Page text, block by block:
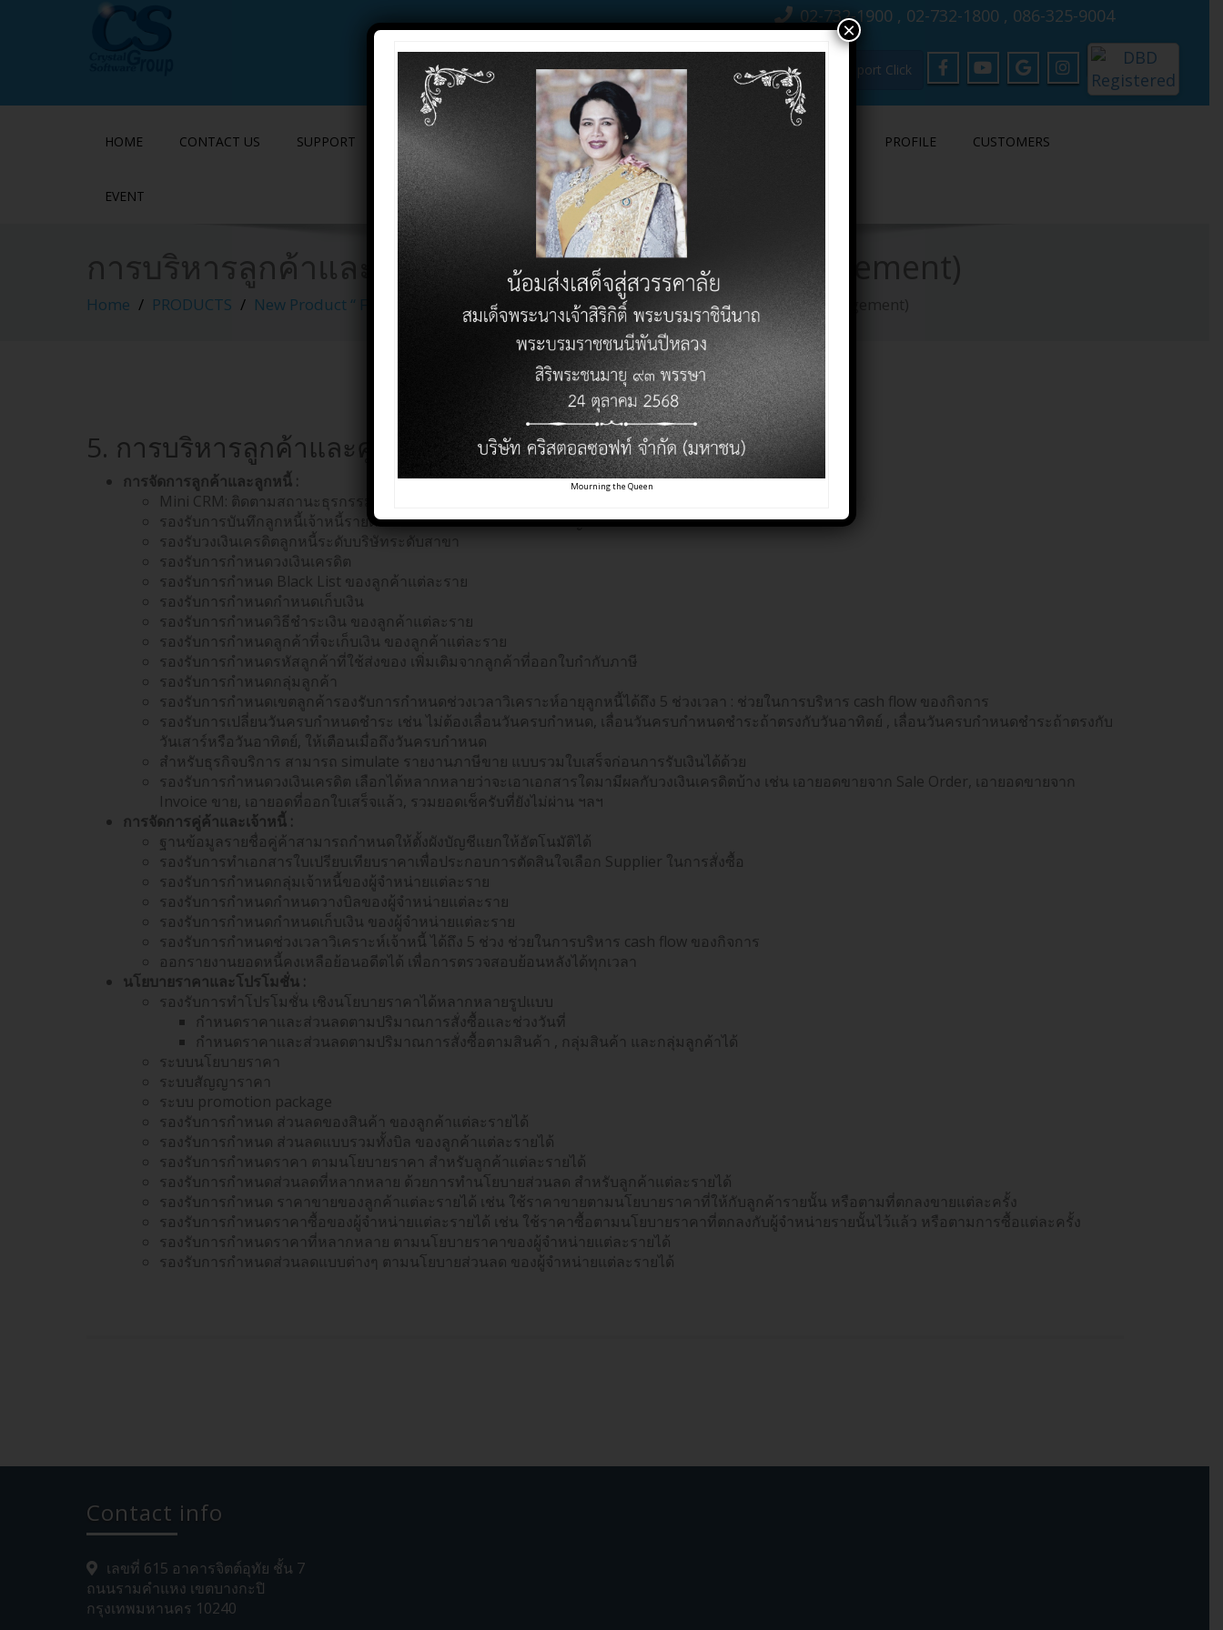
02-732-1900 , 02-732-1800 , 086-325-9004
Contact Click Support Click
HOME CONTACT US SUPPORT PRODUCTS PRICE LIST KNOWLEDGE VARIETY PROFILE CUSTOMERS
EVENT
การบริหารลูกค้าและคู่ค้า (Customer Supplier Management)
Home PRODUCTS New Product “ FORMULA 366 ” การบริหารลูกค้าและคู่ค้า (Customer Supplier Management)
5. การบริหารลูกค้าและคู่ค้า (Customer Supplier Management)
การจัดการลูกค้าและลูกหนี้ :
Mini CRM: ติดตามสถานะธุรกรรมลูกหนี้-เจ้าหนี้สำหรับคู่ค้าแต่ละราย
รองรับการบันทึกลูกหนี้เจ้าหนี้รายตัวแบบอัตโนมัติถึงระดับการลงบัญชีแยกประเภท
รองรับวงเงินเครดิตลูกหนี้ระดับบริษัทระดับสาขา
รองรับการกำหนดวงเงินเครดิต
รองรับการกำหนด Black List ของลูกค้าแต่ละราย
รองรับการกำหนดกำหนดเก็บเงิน
รองรับการกำหนดวิธีชำระเงิน ของลูกค้าแต่ละราย
รองรับการกำหนดลูกค้าที่จะเก็บเงิน ของลูกค้าแต่ละราย
รองรับการกำหนดรหัสลูกค้าที่ใช้ส่งของ เพิ่มเติมจากลูกค้าที่ออกใบกำกับภาษี
รองรับการกำหนดกลุ่มลูกค้า
รองรับการกำหนดเขตลูกค้ารองรับการกำหนดช่วงเวลาวิเคราะห์อายุลูกหนี้ได้ถึง 5 ช่วงเวลา : ช่วยในการบริหาร cash flow ของกิจการ
รองรับการเปลี่ยนวันครบกำหนดชำระ เช่น ไม่ต้องเลื่อนวันครบกำหนด, เลื่อนวันครบกำหนดชำระถ้าตรงกับวันอาทิตย์ , เลื่อนวันครบกำหนดชำระถ้าตรงกับ
วันเสาร์หรือวันอาทิตย์, ให้เตือนเมื่อถึงวันครบกำหนด
สำหรับธุรกิจบริการ สามารถ simulate รายงานภาษีขาย แบบรวมใบเสร็จก่อนการรับเงินได้ด้วย
รองรับการกำหนดวงเงินเครดิต เลือกได้หลากหลายว่าจะเอาเอกสารใดมามีผลกับวงเงินเครดิตบ้าง เช่น เอายอดขายจาก Sale Order, เอายอดขายจาก
Invoice ขาย, เอายอดที่ออกใบเสร็จแล้ว, รวมยอดเช็ครับที่ยังไม่ผ่าน ฯลฯ
การจัดการคู่ค้าและเจ้าหนี้ :
ฐานข้อมูลรายชื่อคู่ค้าสามารถกำหนดให้ตั้งผังบัญชีแยกให้อัตโนมัติได้
รองรับการทำเอกสารใบเปรียบเทียบราคาเพื่อประกอบการตัดสินใจเลือก Supplier ในการสั่งซื้อ
รองรับการกำหนดกลุ่มเจ้าหนี้ของผู้จำหน่ายแต่ละราย
รองรับการกำหนดกำหนดวางบิลของผู้จำหน่ายแต่ละราย
รองรับการกำหนดกำหนดเก็บเงิน ของผู้จำหน่ายแต่ละราย
รองรับการกำหนดช่วงเวลาวิเคราะห์เจ้าหนี้ ได้ถึง 5 ช่วง ช่วยในการบริหาร cash flow ของกิจการ
ออกรายงานยอดหนี้คงเหลือย้อนอดีตได้ เพื่อการตรวจสอบย้อนหลังได้ทุกเวลา
นโยบายราคาและโปรโมชั่น :
รองรับการทำโปรโมชั่น เชิงนโยบายราคาได้หลากหลายรูปแบบ
กำหนดราคาและส่วนลดตามปริมาณการสั่งซื้อและช่วงวันที่
กำหนดราคาและส่วนลดตามปริมาณการสั่งซื้อตามสินค้า , กลุ่มสินค้า และกลุ่มลูกค้าได้
ระบบนโยบายราคา
ระบบสัญญาราคา
ระบบ promotion package
รองรับการกำหนด ส่วนลดของสินค้า ของลูกค้าแต่ละรายได้
รองรับการกำหนด ส่วนลดแบบรวมทั้งบิล ของลูกค้าแต่ละรายได้
รองรับการกำหนดราคา ตามนโยบายราคา สำหรับลูกค้าแต่ละรายได้
รองรับการกำหนดส่วนลดที่หลากหลาย ด้วยการทำนโยบายส่วนลด สำหรับลูกค้าแต่ละรายได้
รองรับการกำหนด ราคาขายของลูกค้าแต่ละรายได้ เช่น ใช้ราคาขายตามนโยบายราคาที่ให้กับลูกค้ารายนั้น หรือตามที่ตกลงขายแต่ละครั้ง
รองรับการกำหนดราคาซื้อของผู้จำหน่ายแต่ละรายได้ เช่น ใช้ราคาซื้อตามนโยบายราคาที่ตกลงกับผู้จำหน่ายรายนั้นไว้แล้ว หรือตามการซื้อแต่ละครั้ง
รองรับการกำหนดราคาที่หลากหลาย ตามนโยบายราคาของผู้จำหน่ายแต่ละรายได้
รองรับการกำหนดส่วนลดแบบต่างๆ ตามนโยบายส่วนลด ของผู้จำหน่ายแต่ละรายได้
Contact info
เลขที่ 615 อาคารจิตต์อุทัย ชั้น 7
ถนนรามคำแหง เขตบางกะปิ
กรุงเทพมหานคร 10240
Mourning the Queen
×